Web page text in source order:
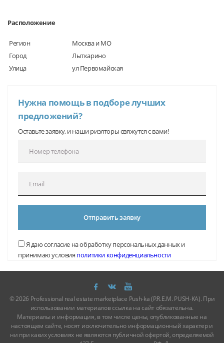
Расположение
Регион
Москва и МО
Город
Лыткарино
Улица
ул Первомайская
Нужна помощь в подборе лучших
предложений?
Оставьте заявку, и наши риэлторы свяжутся с вами!
Отправить заявку
Я даю согласие на обработку персональных данных и
принимаю условия политики конфиденциальности
© 2026 Professional real estate marketplace Push-ka (P.R.E.M. PUSH-KA). При
использовании материалов ссылка на сайт обязательна.
Материалы и информация, в том числе цены, опубликованные на
настоящем сайте, носят исключительно информационный характер и
ни при каких условиях не являются публичной офертой, определяемой